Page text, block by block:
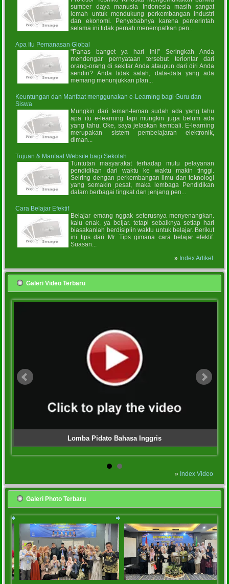
sumber daya manusia Indonesia masih sangat
lemah untuk mendukung perkembangan industri
dan ekonomi. Penyebabnya karena pemerintah
selama ini tidak pernah menempatkan pen...
Apa Itu Pemanasan Global
"Panas banget ya hari ini!” Seringkah Anda
mendengar pernyataan tersebut terlontar dari
orang-orang di sekitar Anda ataupun dari diri Anda
sendiri? Anda tidak salah, data-data yang ada
memang menunjukkan plan...
Keuntungan dan Manfaat menggunakan e-Learning bagi Guru dan
Siswa
Mungkin dari teman-teman sudah ada yang tahu
apa itu e-learning tapi mungkin juga belum ada
yang tahu. Oke, saya jelaskan kembali. E-learning
merupakan sistem pembelajaran elektronik,
diman...
Tujuan & Manfaat Website bagi Sekolah
Tuntutan masyarakat terhadap mutu pelayanan
pendidikan dari waktu ke waktu makin tinggi.
Seiring dengan perkembangan ilmu dan teknologi
yang semakin pesat, maka lembaga Pendidikan
dalam berbagai tingkat dan jenjang pen...
Cara Belajar Efektif
Belajar emang nggak seterusnya menyenangkan.
kalu enak, ya beljar. tetapi sebaiknya setiap hari
biasakanlah berdisiplin waktu untuk belajar. Berikut
ini tips dari Mr. Tips gimana cara belajar efektif.
Suasan...
» Index Artikel
Galeri Video Terbaru
Lomba Pidato Bahasa Inggris
» Index Video
Galeri Photo Terbaru